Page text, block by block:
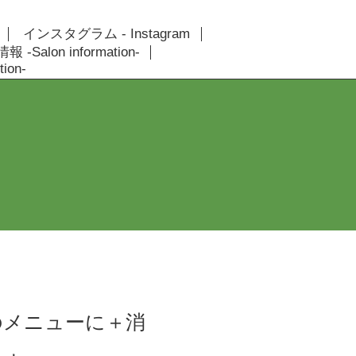
インスタグラム - Instagram
報 -Salon information-
ニューに＋消